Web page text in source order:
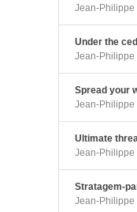
Jean-Philippe
Under the
Jean-Philippe
Spread your
Jean-Philippe
Ultimate
Jean-Philippe
Stratagem-
Jean-Philippe